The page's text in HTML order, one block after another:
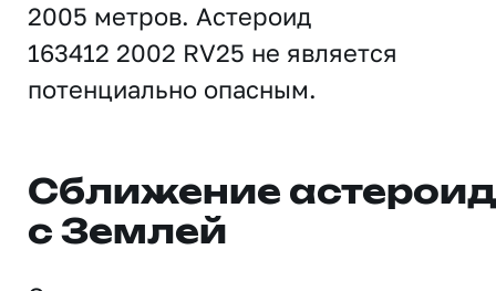
2005 метров. Астероид
163412 2002 RV25 не является
потенциально опасным.
Сближение
с Землей